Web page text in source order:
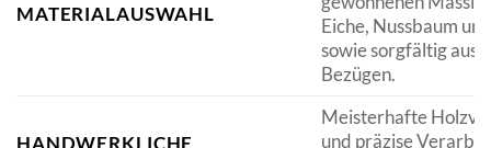
MATERIALAUSWAHL
Eiche, Nussbaum
sowie sorgfältig
Bezügen.
HANDWERKLICHE
Meisterhafte
und präzise